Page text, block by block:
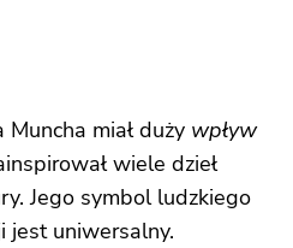
Muncha miał duży wpływ
wiele dzieł
Jego symbol ludzkiego
jest uniwersalny.